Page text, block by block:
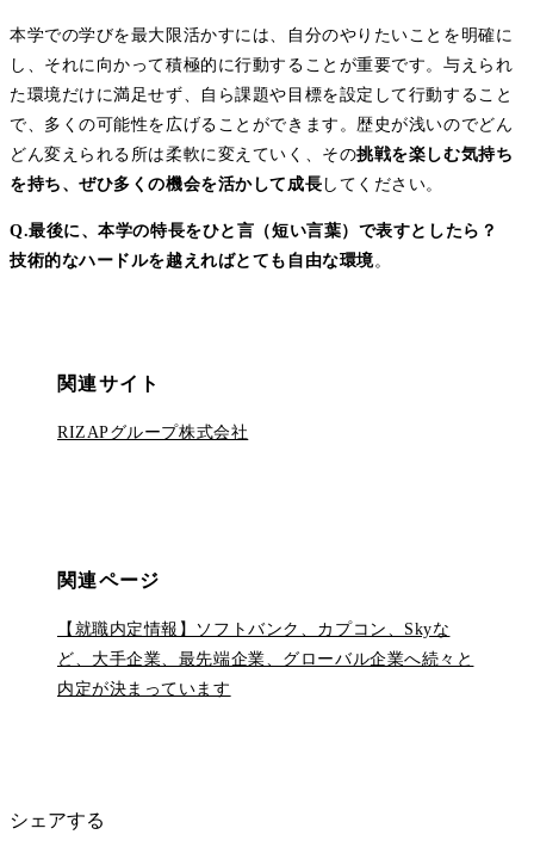
本学での学びを最大限活かすには、自分のやりたいことを明確に
し、それに向かって積極的に行動することが重要です。与えられ
た環境だけに満足せず、自ら課題や目標を設定して行動すること
で、多くの可能性を広げることができます。歴史が浅いのでどん
どん変えられる所は柔軟に変えていく、その挑戦を楽しむ気持ち
を持ち、ぜひ多くの機会を活かして成長 してください。
Q.最後に、本学の特長をひと言（短い言葉）で表すとしたら？
技術的なハードルを越えればとても自由な環境。
関連サイト
RIZAPグループ株式会社
関連ページ
【就職内定情報】ソフトバンク、カプコン、Skyな
ど、大手企業、最先端企業、グローバル企業へ続々と
内定が決まっています
シェアする